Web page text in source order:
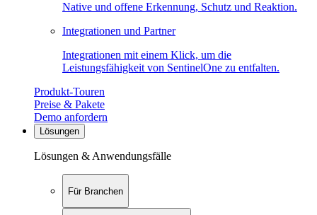
Native und offene Erkennung, Schutz und Reaktion.
Integrationen und Partner
Integrationen mit einem Klick, um die
Leistungsfähigkeit von SentinelOne zu entfalten.
Produkt-Touren
Preise & Pakete
Demo anfordern
Lösungen
Lösungen & Anwendungsfälle
Für Branchen